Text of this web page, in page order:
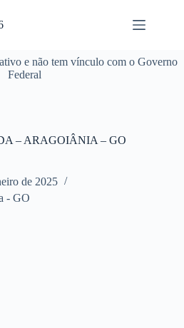
e não tem vínculo com o Governo
Federal
– ARAGOIÂNIA – GO
de 2025
- GO